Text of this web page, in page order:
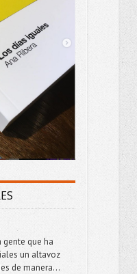
gente que ha
un altavoz
de manera...